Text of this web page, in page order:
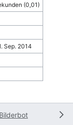
(0,01)
Sep. 2014
Bilderbot